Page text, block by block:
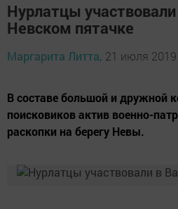
Нурлатцы
Невском пятачке
Маргарита Литта, 21 июля 2019
В составе большой и дружной
поисковиков актив военно-
раскопки на берегу Невы.